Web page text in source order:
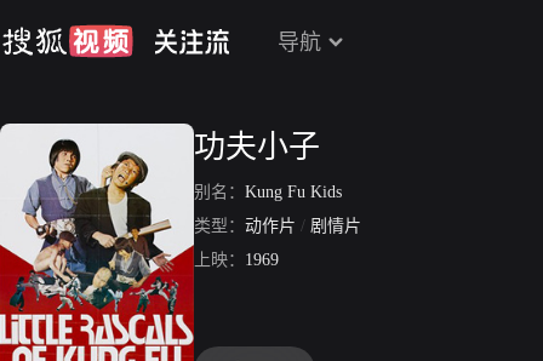
导航
功夫小子
别名： Kung Fu Kids
类型： 动作片 / 剧情片
上映： 1969